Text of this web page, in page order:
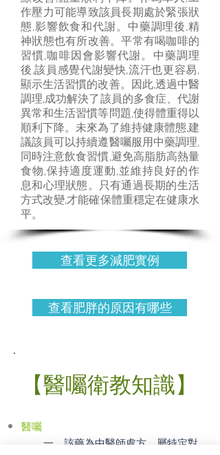
作壓力可能導致該員長期處於緊張狀
態,影響飲食和代謝。中藥調理後,精
神狀態也有所改善。平常有喝咖啡的
習慣,咖啡因會影響代謝。中藥調理
後,該員感覺代謝變快,流汗也更容易,
顯示生活習慣的改善。因此,透過中醫
調理,成功解決了該員的多食症、代謝
異常和生活習慣等問題,使得體重得以
順利下降。未來為了維持健康體態,建
議該員可以持續遵醫囑服用中藥調理,
同時注意飲食習慣,避免高脂肪高熱量
食物,保持適度運動,並維持良好的作
息和心理狀態。只有通過長期的生活
方式改變,才能確保體重穩定在健康水
平。
查看更多減肥實例
查看肥胖的原因有哪些
【醫囑衛教知識】
醫囑
一、該藥為中醫師處方，屬特定對